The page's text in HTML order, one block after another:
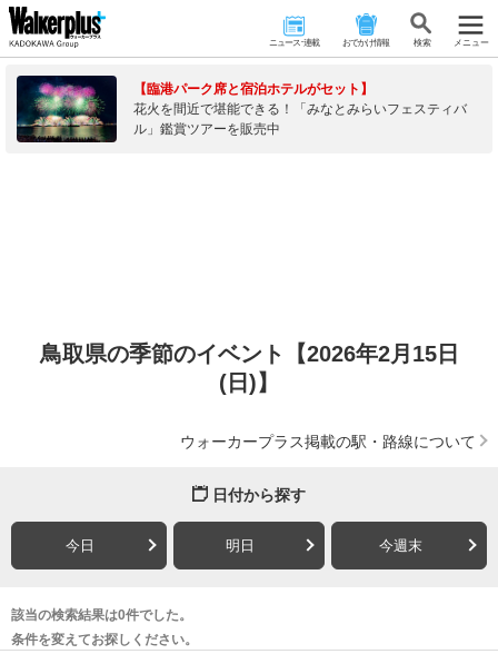
ニュース･連載 おでかけ情報 検 索 メニュー
【臨港パーク席と宿泊ホテルがセット】
花火を間近で堪能できる！「みなとみらいフェスティバ
ル」鑑賞ツアーを販売中
鳥取県の季節のイベント【2026年2月15日
(日)】
ウォーカープラス掲載の駅・路線について
日付から探す
今日 明日 今週末
該当の検索結果は0件でした。
条件を変えてお探しください。